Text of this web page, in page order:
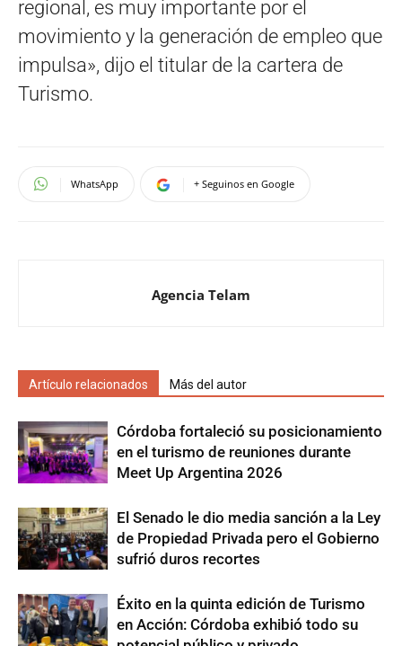
regional, es muy importante por el
movimiento y la generación de empleo que
impulsa», dijo el titular de la cartera de
Turismo.
WhatsApp + Seguinos en Google
Agencia Telam
Artículo relacionados Más del autor
Córdoba fortaleció su posicionamiento
en el turismo de reuniones durante
Meet Up Argentina 2026
El Senado le dio media sanción a la Ley
de Propiedad Privada pero el Gobierno
sufrió duros recortes
Éxito en la quinta edición de Turismo
en Acción: Córdoba exhibió todo su